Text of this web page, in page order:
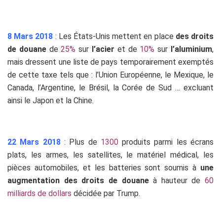
8 Mars 2018 : Les États-Unis mettent en place des droits
de douane de25% sur l’acier et de 10% sur l’aluminium,
mais dressent une liste de pays temporairement exemptés
de cette taxe tels que : l’Union Européenne, le Mexique, le
Canada, l’Argentine, le Brésil, la Corée de Sud … excluant
ainsi le Japon et la Chine.
22 Mars 2018 : Plus de 1300produits parmi les écrans
plats, les armes, les satellites, le matériel médical, les
pièces automobiles, et les batteries sont soumis à une
augmentation des droits de douaneà hauteur de 60
milliards de dollars décidée par Trump.